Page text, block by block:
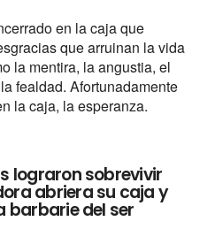
en la caja que
que arruinan la vida
la mentira, la angustia, el
fealdad. Afortunadamente
la caja, la esperanza.
lograron sobrevivir
abriera su caja y
barbarie del ser